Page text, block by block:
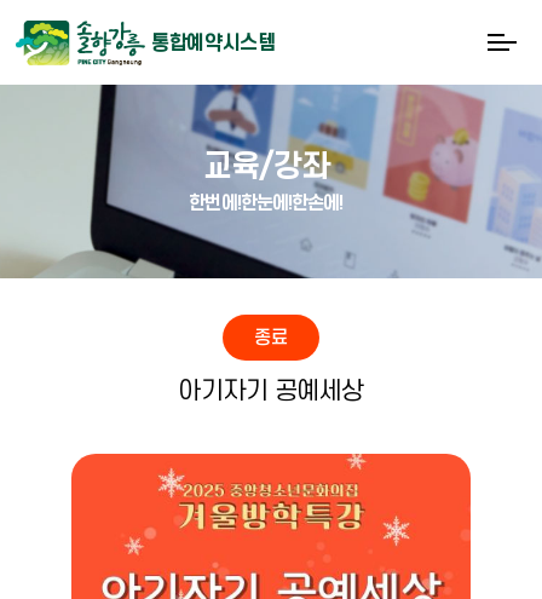
통합예약시스템
교육/강좌
한번에!한눈에!한손에!
종료
아기자기 공예세상